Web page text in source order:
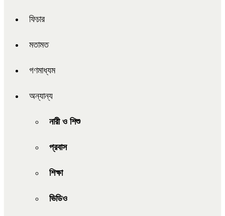
ফিচার
মতামত
গণমাধ্যম
অন্যান্য
নারী ও শিশু
প্রবাস
শিক্ষা
ভিডিও